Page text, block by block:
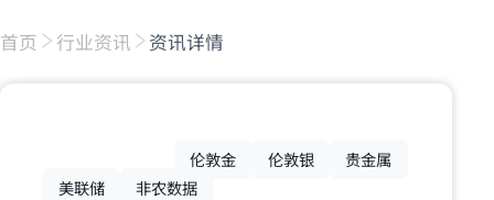
首页 行业资讯 资讯详情
伦敦金 伦敦银
贵金属
美联储
非农数据